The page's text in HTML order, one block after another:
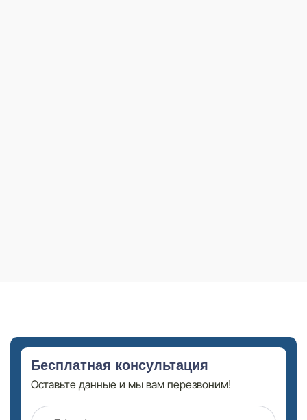
Бесплатная консультация
Оставьте данные и мы вам перезвоним!